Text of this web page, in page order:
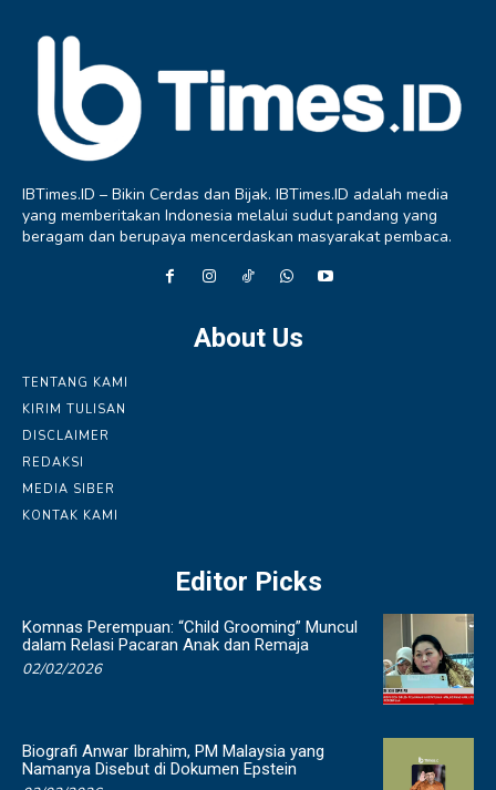
IBTimes.ID – Bikin Cerdas dan Bijak. IBTimes.ID adalah media
yang memberitakan Indonesia melalui sudut pandang yang
beragam dan berupaya mencerdaskan masyarakat pembaca.
About Us
TENTANG KAMI
KIRIM TULISAN
DISCLAIMER
REDAKSI
MEDIA SIBER
KONTAK KAMI
Editor Picks
Komnas Perempuan: “Child Grooming” Muncul
dalam Relasi Pacaran Anak dan Remaja
02/02/2026
Biografi Anwar Ibrahim, PM Malaysia yang
Namanya Disebut di Dokumen Epstein